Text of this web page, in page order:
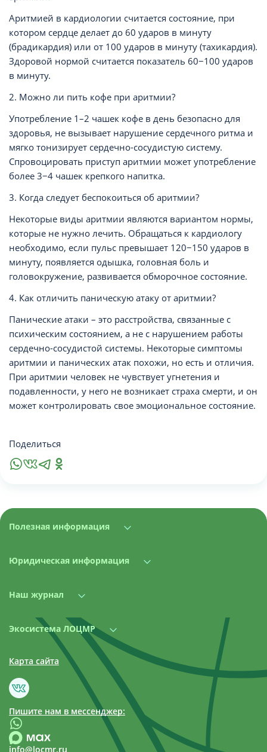
Аритмией в кардиологии считается состояние, при
котором сердце делает до 60 ударов в минуту
(брадикардия) или от 100 ударов в минуту (тахикардия).
Здоровой нормой считается показатель 60−100 ударов
в минуту.
2. Можно ли пить кофе при аритмии?
Употребление 1–2 чашек кофе в день безопасно для
здоровья, не вызывает нарушение сердечного ритма и
мягко тонизирует сердечно-сосудистую систему.
Спровоцировать приступ аритмии может употребление
более 3−4 чашек крепкого напитка.
3. Когда следует беспокоиться об аритмии?
Некоторые виды аритмии являются вариантом нормы,
которые не нужно лечить. Обращаться к кардиологу
необходимо, если пульс превышает 120−150 ударов в
минуту, появляется одышка, головная боль и
головокружение, развивается обморочное состояние.
4. Как отличить паническую атаку от аритмии?
Панические атаки – это расстройства, связанные с
психическим состоянием, а не с нарушением работы
сердечно-сосудистой системы. Некоторые симптомы
аритмии и панических атак похожи, но есть и отличия.
При аритмии человек не чувствует угнетения и
подавленности, у него не возникает страха смерти, и он
может контролировать свое эмоциональное состояние.
Поделиться
Полезная информация
Юридическая информация
Наш журнал
Экосистема ЛОЦМР
Карта сайта
Пишите нам в мессенджер:
info@locmr.ru